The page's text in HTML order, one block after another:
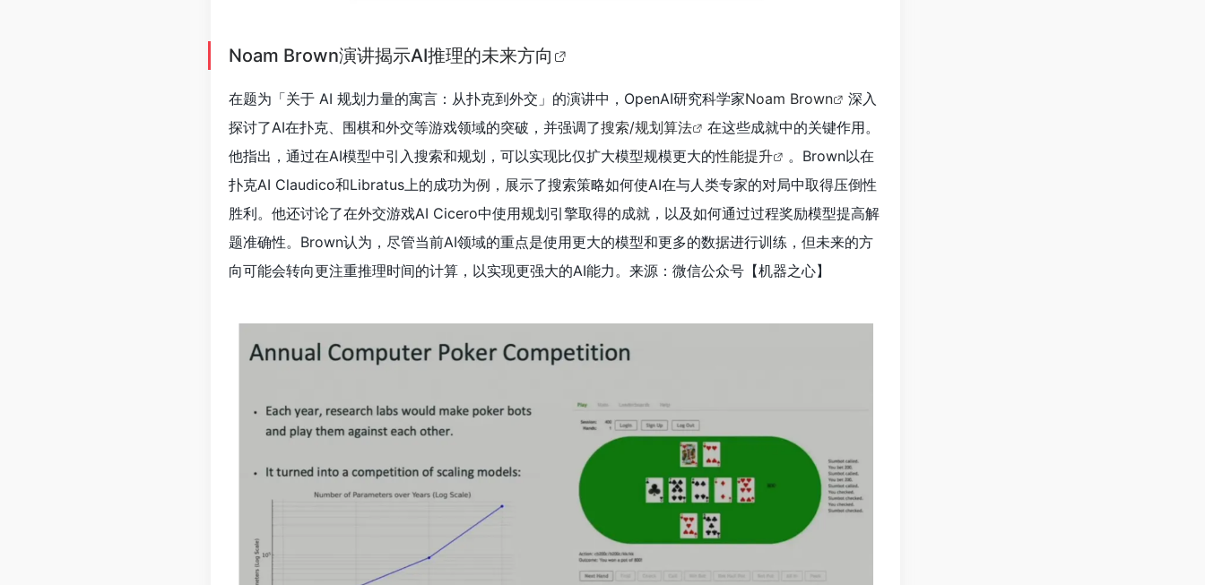
Noam Brown演讲揭示AI推理的未来方向
在题为「关于 AI 规划力量的寓言：从扑克到外交」的演讲中，OpenAI研究科学家Noam Brown
深入
探讨了AI在扑克、围棋和外交等游戏领域的突破，并强调了搜索/规划算法
在这些成就中的关键作用。
他指出，通过在AI模型中引入搜索和规划，可以实现比仅扩大模型规模更大的性能提升
。Brown以在
扑克AI Claudico和Libratus上的成功为例，展示了搜索策略如何使AI在与人类专家的对局中取得压倒性
胜利。他还讨论了在外交游戏AI Cicero中使用规划引擎取得的成就，以及如何通过过程奖励模型提高解
题准确性。Brown认为，尽管当前AI领域的重点是使用更大的模型和更多的数据进行训练，但未来的方
向可能会转向更注重推理时间的计算，以实现更强大的AI能力。来源：微信公众号【机器之心】